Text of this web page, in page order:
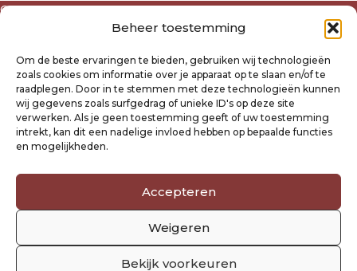
Beheer toestemming
Om de beste ervaringen te bieden, gebruiken wij technologieën
zoals cookies om informatie over je apparaat op te slaan en/of te
raadplegen. Door in te stemmen met deze technologieën kunnen
wij gegevens zoals surfgedrag of unieke ID's op deze site
verwerken. Als je geen toestemming geeft of uw toestemming
intrekt, kan dit een nadelige invloed hebben op bepaalde functies
en mogelijkheden.
Accepteren
Weigeren
Bekijk voorkeuren
Over ons
Algemene voorwaarden
Privacyverklaring Raysland
Cookiebeleid
Mijn account
Klantenservice
Verzending- en retourbeleid
Volg ons